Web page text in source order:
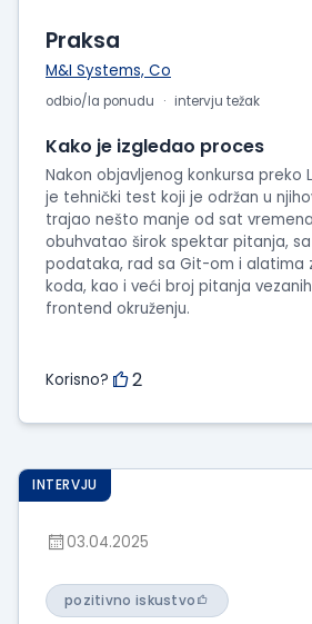
Praksa
M&I Systems, Co
odbio/la ponudu intervju težak
Kako je izgledao proces
Nakon objavljenog konkursa preko
je tehnički test koji je održan u
trajao nešto manje od sat
obuhvatao širok spektar pitanja,
podataka, rad sa Git-om i alatima
koda, kao i veći broj pitanja
frontend okruženju.
Korisno? 2
INTERVJU
03.04.2025
pozitivno iskustvo